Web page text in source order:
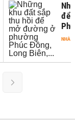
để
NHÀ